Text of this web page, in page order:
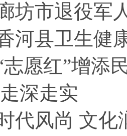
坊市退役军
河县卫生健
志愿红”增添
深走实
代风尚 文